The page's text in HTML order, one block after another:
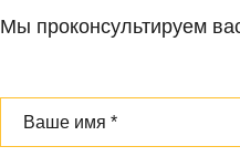
Мы проконсультируем